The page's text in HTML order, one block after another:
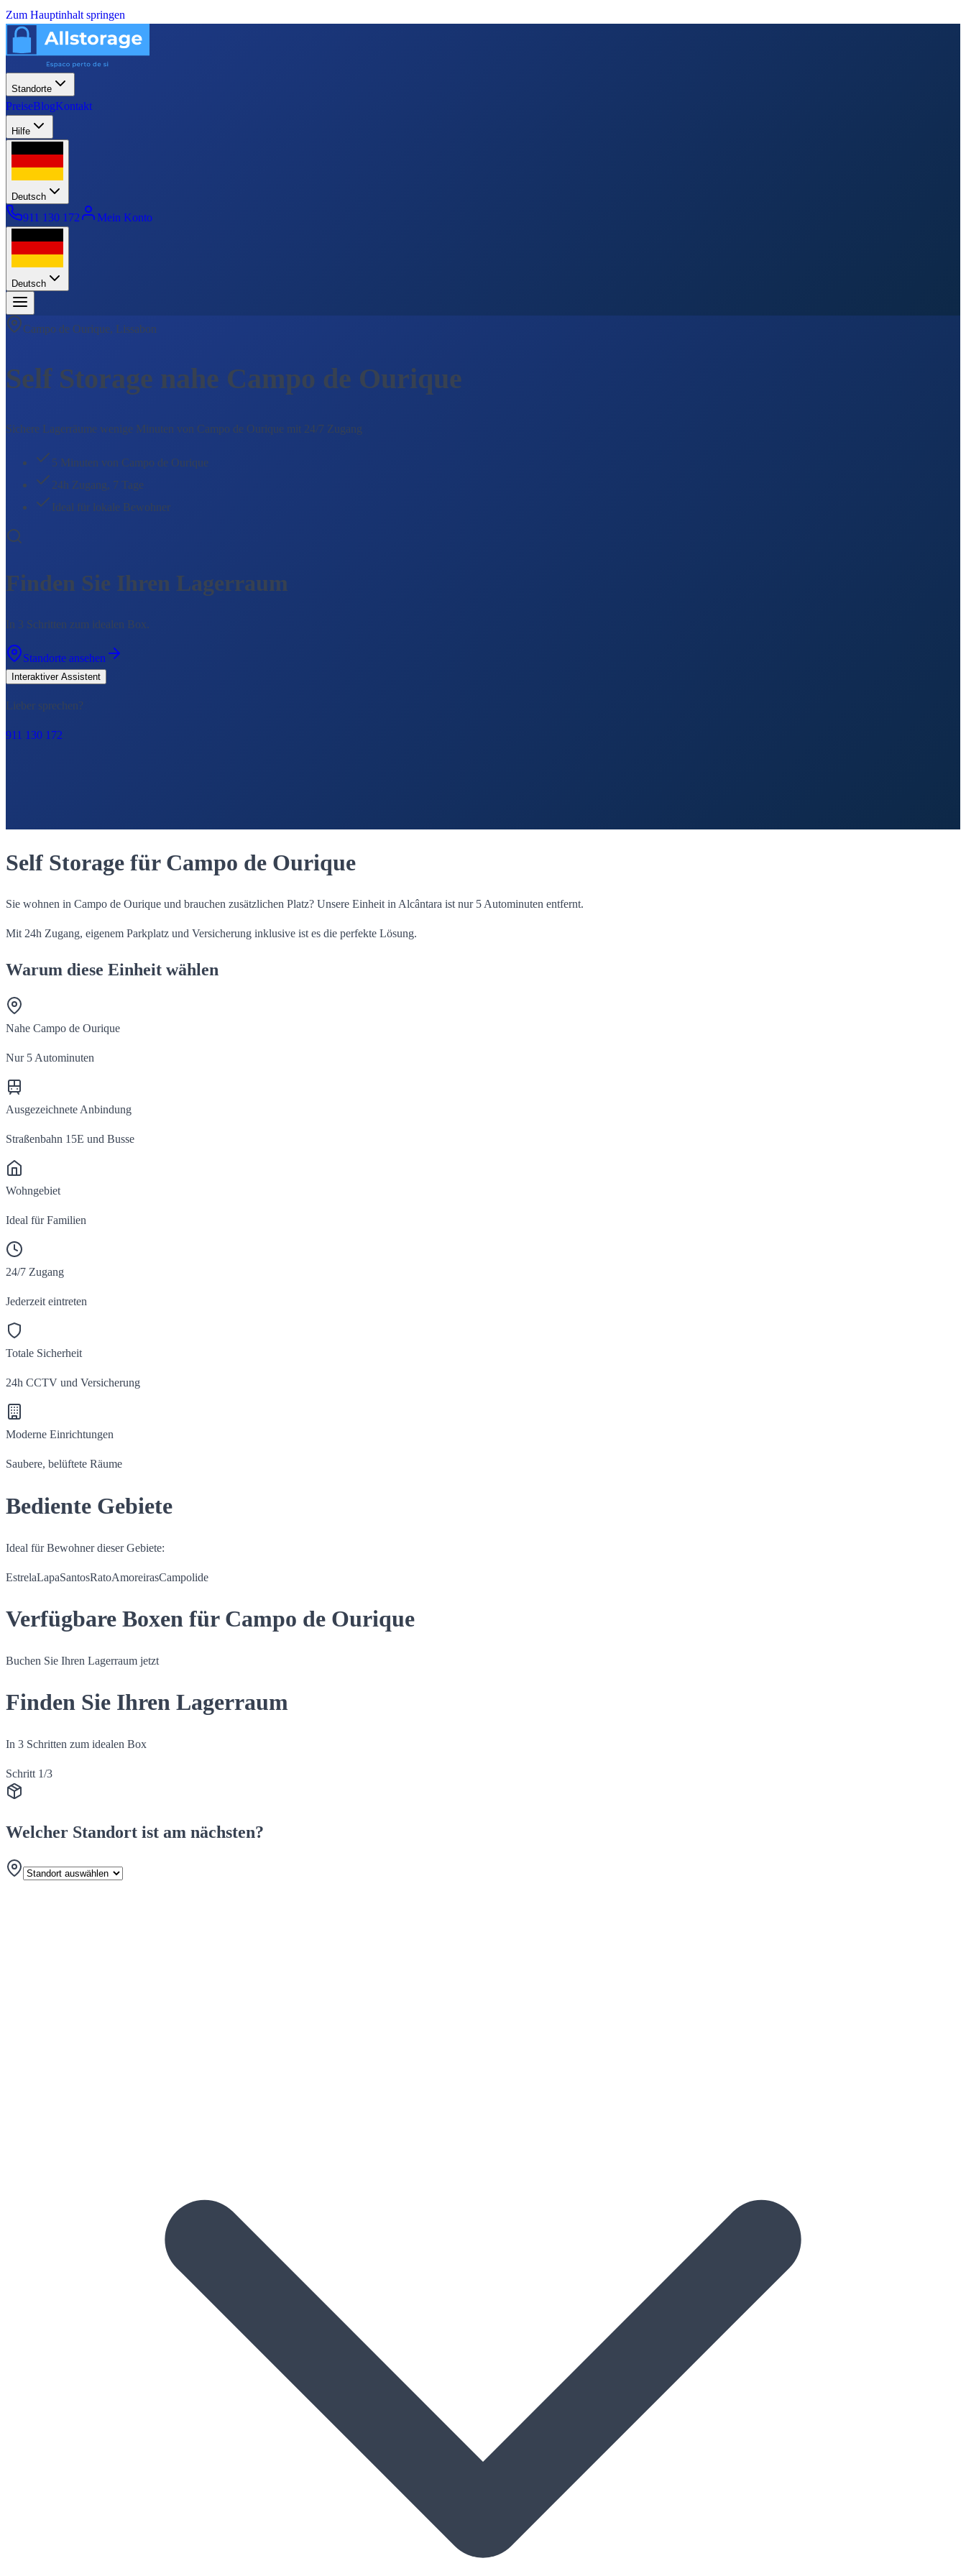
Zum Hauptinhalt springen
Standorte
PreiseBlogKontakt
Hilfe
Deutsch
911 130 172 Mein Konto
Deutsch
Campo de Ourique, Lissabon
Self Storage nahe Campo de Ourique
Sichere Lagerräume wenige Minuten von Campo de Ourique mit 24/7 Zugang
5 Minuten von Campo de Ourique
24h Zugang, 7 Tage
Ideal für lokale Bewohner
Finden Sie Ihren Lagerraum
In 3 Schritten zum idealen Box.
Standorte ansehen
Interaktiver Assistent
Lieber sprechen?
911 130 172
Self Storage für Campo de Ourique
Sie wohnen in Campo de Ourique und brauchen zusätzlichen Platz? Unsere Einheit in Alcântara ist nur 5 Autominuten entfernt.
Mit 24h Zugang, eigenem Parkplatz und Versicherung inklusive ist es die perfekte Lösung.
Warum diese Einheit wählen
Nahe Campo de Ourique
Nur 5 Autominuten
Ausgezeichnete Anbindung
Straßenbahn 15E und Busse
Wohngebiet
Ideal für Familien
24/7 Zugang
Jederzeit eintreten
Totale Sicherheit
24h CCTV und Versicherung
Moderne Einrichtungen
Saubere, belüftete Räume
Bediente Gebiete
Ideal für Bewohner dieser Gebiete:
EstrelaLapaSantosRatoAmoreirasCampolide
Verfügbare Boxen für Campo de Ourique
Buchen Sie Ihren Lagerraum jetzt
Finden Sie Ihren Lagerraum
In 3 Schritten zum idealen Box
Schritt 1/3
Welcher Standort ist am nächsten?